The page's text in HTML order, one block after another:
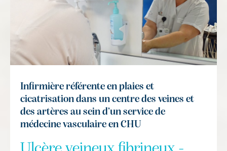
Infirmière référente en plaies et
cicatrisation dans un centre des veines et
des artères au sein d’un service de
médecine vasculaire en CHU
Ulcère veineux fibrineux -